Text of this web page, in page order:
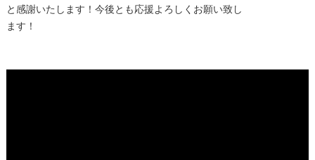
と感謝いたします！今後とも応援よろしくお願い致し
ます！